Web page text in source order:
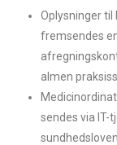
Oplysninger
fremsendes
almen
sendes via IT-